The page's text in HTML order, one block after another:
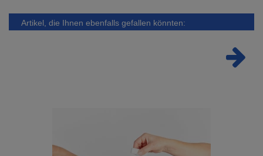
Artikel, die Ihnen ebenfalls gefallen könnten: